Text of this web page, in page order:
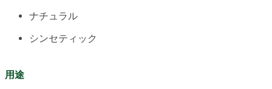
ナチュラル
シンセティック
用途